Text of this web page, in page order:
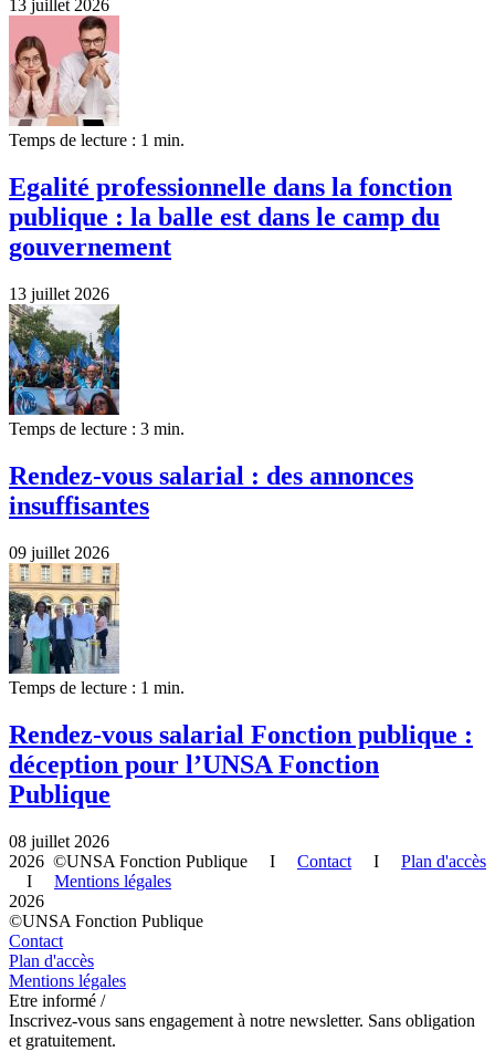
13 juillet 2026
Temps de lecture : 1 min.
Egalité professionnelle dans la fonction
publique : la balle est dans le camp du
gouvernement
13 juillet 2026
Temps de lecture : 3 min.
Rendez-vous salarial : des annonces
insuffisantes
09 juillet 2026
Temps de lecture : 1 min.
Rendez-vous salarial Fonction publique :
déception pour l’UNSA Fonction
Publique
08 juillet 2026
2026 ©UNSA Fonction Publique I Contact I Plan d'accès
I Mentions légales
2026
©UNSA Fonction Publique
Contact
Plan d'accès
Mentions légales
Etre informé /
Inscrivez-vous sans engagement à notre newsletter. Sans obligation
et gratuitement.